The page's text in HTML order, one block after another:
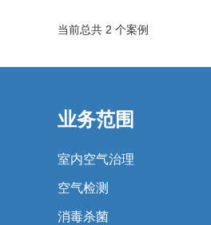
当前总共 2 个案例
业务范围
室内空气治理
空气检测
消毒杀菌